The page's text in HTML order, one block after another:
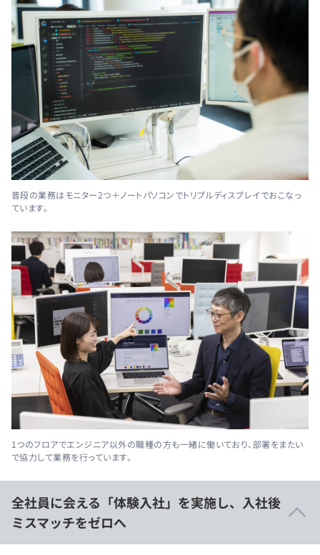
普段の業務はモニター2つ＋ノートパソコンでトリプルディスプレイでおこなっ
ています。
1つのフロアでエンジニア以外の職種の方も一緒に働いており、部署をまたい
で協力して業務を行っています。
全社員に会える「体験入社」を実施し、入社後
ミスマッチをゼロへ